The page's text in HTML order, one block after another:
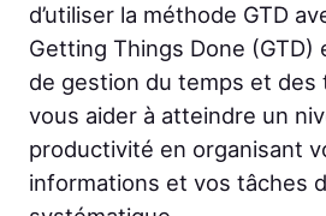
d’utiliser la méthode GTD
Getting Things Done (GTD)
de gestion du temps et des
vous aider à atteindre un
productivité en organisant
informations et vos tâches